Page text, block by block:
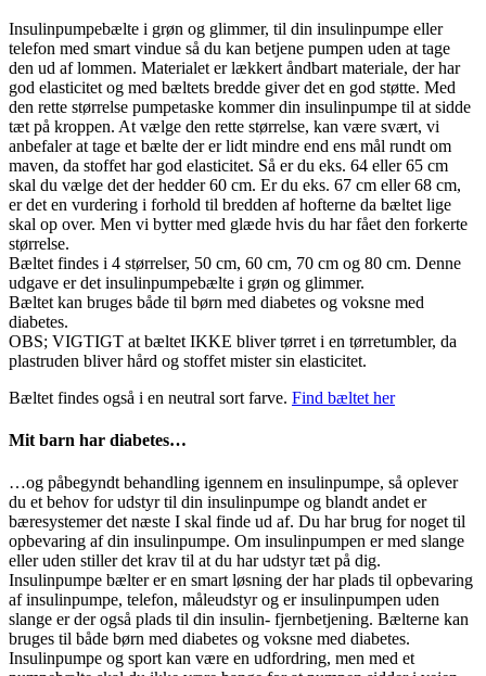
Insulinpumpebælte i grøn og glimmer, til din insulinpumpe eller
telefon med smart vindue så du kan betjene pumpen uden at tage
den ud af lommen. Materialet er lækkert åndbart materiale, der har
god elasticitet og med bæltets bredde giver det en god støtte. Med
den rette størrelse pumpetaske kommer din insulinpumpe til at sidde
tæt på kroppen. At vælge den rette størrelse, kan være svært, vi
anbefaler at tage et bælte der er lidt mindre end ens mål rundt om
maven, da stoffet har god elasticitet. Så er du eks. 64 eller 65 cm
skal du vælge det der hedder 60 cm. Er du eks. 67 cm eller 68 cm,
er det en vurdering i forhold til bredden af hofterne da bæltet lige
skal op over. Men vi bytter med glæde hvis du har fået den forkerte
størrelse.
Bæltet findes i 4 størrelser, 50 cm, 60 cm, 70 cm og 80 cm. Denne
udgave er det insulinpumpebælte i grøn og glimmer.
Bæltet kan bruges både til børn med diabetes og voksne med
diabetes.
OBS; VIGTIGT at bæltet IKKE bliver tørret i en tørretumbler, da
plastruden bliver hård og stoffet mister sin elasticitet.
Bæltet findes også i en neutral sort farve. Find bæltet her
Mit barn har diabetes…
…og påbegyndt behandling igennem en insulinpumpe, så oplever
du et behov for udstyr til din insulinpumpe og blandt andet er
bæresystemer det næste I skal finde ud af. Du har brug for noget til
opbevaring af din insulinpumpe. Om insulinpumpen er med slange
eller uden stiller det krav til at du har udstyr tæt på dig.
Insulinpumpe bælter er en smart løsning der har plads til opbevaring
af insulinpumpe, telefon, måleudstyr og er insulinpumpen uden
slange er der også plads til din insulin- fjernbetjening. Bælterne kan
bruges til både børn med diabetes og voksne med diabetes.
Insulinpumpe og sport kan være en udfordring, men med et